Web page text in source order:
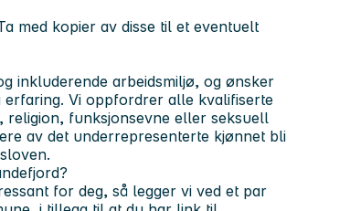
med kopier av disse til et eventuelt
inkluderende arbeidsmiljø, og ønsker
erfaring. Vi oppfordrer alle kvalifiserte
religion, funksjonsevne eller seksuell
av det underrepresenterte kjønnet bli
for deg, så legger vi ved et par